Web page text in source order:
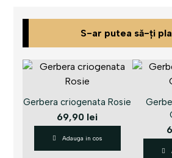
S-ar putea să-ți
Gerbera criogenata Rosie
69,90 lei
Adauga in cos